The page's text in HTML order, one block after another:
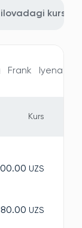
kurs
Frank Iyena
Kurs
UZS
UZS